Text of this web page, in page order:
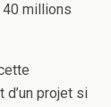
40 millions
d’un projet si